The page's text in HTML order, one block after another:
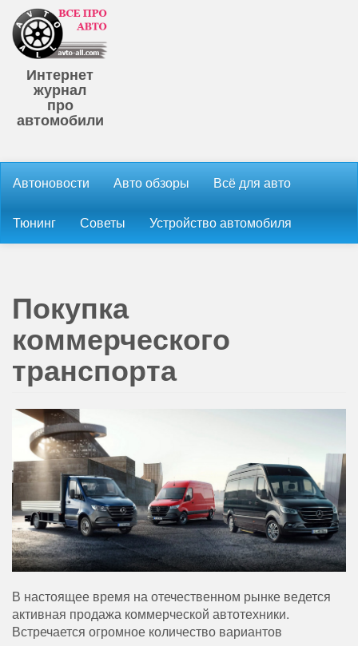
Интернет
журнал
про
автомобили
Автоновости Авто обзоры Всё для авто
Тюнинг Советы Устройство автомобиля
Покупка
коммерческого
транспорта
В настоящее время на отечественном рынке ведется
активная продажа коммерческой автотехники.
Встречается огромное количество вариантов